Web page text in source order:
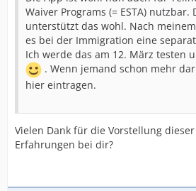
Waiver Programs (= ESTA) nutzbar.
unterstützt das wohl. Nach
es bei der Immigration eine
Ich werde das am 12. März testen
. Wenn jemand schon mehr
hier eintragen.
Vielen Dank für die Vorstellung
Erfahrungen bei dir?